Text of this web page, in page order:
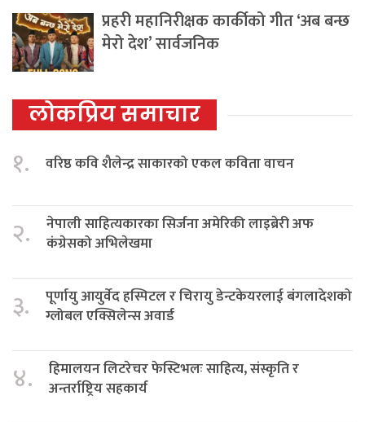
प्रहरी महानिरीक्षक कार्कीको गीत ‘अब बन्छ
मेरो देश’ सार्वजनिक
लोकप्रिय समाचार
१. वरिष्ठ कवि शैलेन्द्र साकारको एकल कविता वाचन
२.
नेपाली साहित्यकारका सिर्जना अमेरिकी लाइब्रेरी अफ
कंग्रेसको अभिलेखमा
३.
पूर्णायु आयुर्वेद हस्पिटल र चिरायु डेन्टकेयरलाई बंगलादेशको
ग्लोबल एक्सिलेन्स अवार्ड
४.
हिमालयन लिटरेचर फेस्टिभलः साहित्य, संस्कृति र
अन्तर्राष्ट्रिय सहकार्य